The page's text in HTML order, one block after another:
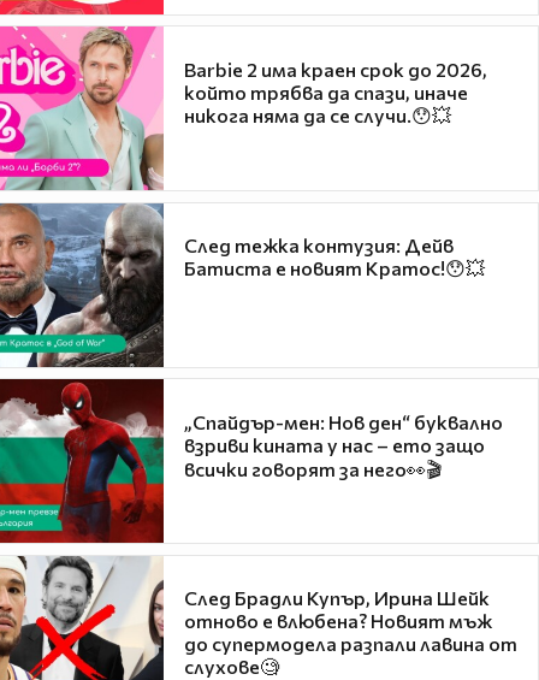
Barbie 2 има краен срок до 2026,
който трябва да спази, иначе
никога няма да се случи.😯💥
След тежка контузия: Дейв
Батиста е новият Кратос!😯💥
„Спайдър-мен: Нов ден“ буквално
взриви кината у нас – ето защо
всички говорят за него👀🎬
След Брадли Купър, Ирина Шейк
отново е влюбена? Новият мъж
до супермодела разпали лавина от
слухове🧐